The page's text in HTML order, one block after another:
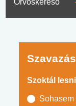
Orvoskereső
Szavazás
Szoktál
Sohasem